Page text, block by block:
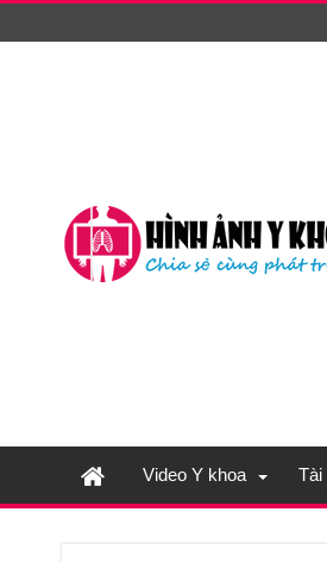
Video Y khoa Tài